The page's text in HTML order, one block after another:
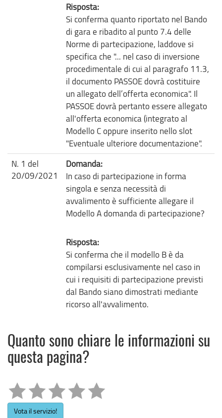
Risposta:
Si conferma quanto riportato nel Bando
di gara e ribadito al punto 7.4 delle
Norme di partecipazione, laddove si
specifica che "... nel caso di inversione
procedimentale di cui al paragrafo 11.3,
il documento PASSOE dovrà costituire
un allegato dell’offerta economica". Il
PASSOE dovrà pertanto essere allegato
all'offerta economica (integrato al
Modello C oppure inserito nello slot
"Eventuale ulteriore documentazione".
N. 1 del
20/09/2021
Domanda:
In caso di partecipazione in forma
singola e senza necessità di
avvalimento è sufficiente allegare il
Modello A domanda di partecipazione?
Risposta:
Si conferma che il modello B è da
compilarsi esclusivamente nel caso in
cui i requisiti di partecipazione previsti
dal Bando siano dimostrati mediante
ricorso all'avvalimento.
Quanto sono chiare le informazioni su
questa pagina?
Vota il servizio!